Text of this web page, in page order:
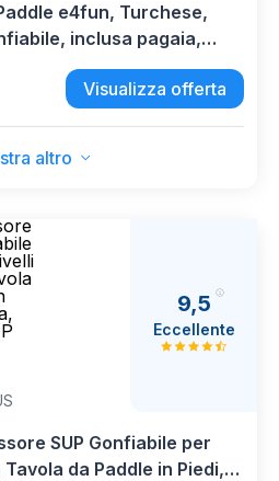
e4fun, Turchese,
inclusa pagaia,
Visualizza offerta
altro
9,5
Eccellente
SUP Gonfiabile per
da Paddle in Piedi,